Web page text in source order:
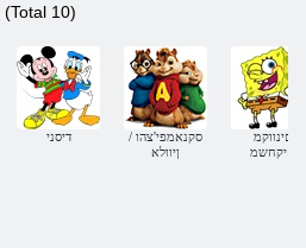
(Total 10)
דיסני
/ סקנאמפי'צהו
ןיוולא
םינווקמ
םיקחשמ